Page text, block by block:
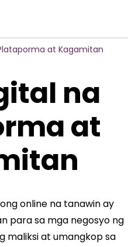
at Kagamitan
na
at
online na tanawin ay
para sa mga negosyo ng
maliksi at umangkop sa